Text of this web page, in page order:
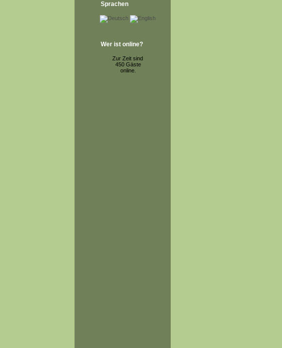
Sprachen
Wer ist online?
Zur Zeit sind
450 Gäste
online.